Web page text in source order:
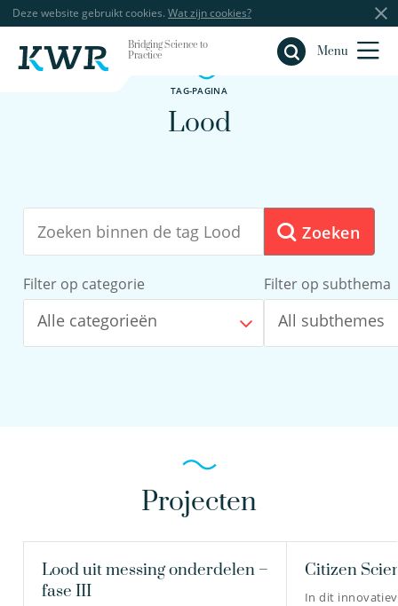
Deze website gebruikt cookies. Wat zijn cookies?
Bridging Science to
Practice
Menu
Sluiten
TAG-PAGINA
Lood
Zoeken
Filter op categorie
Alle categorieën
Filter op subthema
All subthemes
Projecten
Lood uit messing onderdelen –
fase III
Citizen
In dit